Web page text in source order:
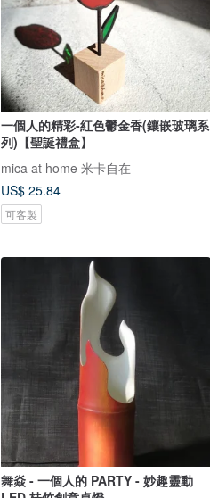
一個人的精彩-紅色鬱金香(鑲嵌玻璃系
列)【聖誕禮盒】
mica at home 米卡自在
US$ 25.84
可客製
舞焱 - 一個人的 PARTY - 妙趣靈動